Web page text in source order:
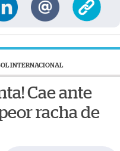
INTERNACIONAL
Cae ante
racha de